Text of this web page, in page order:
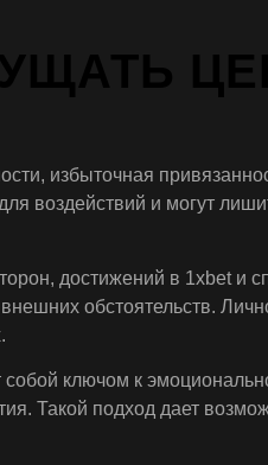
избыточная
воздействий и могут
достижений в 1xbet и
обстоятельств.
ключом к
Такой подход дает